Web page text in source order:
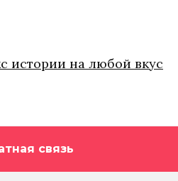
связь